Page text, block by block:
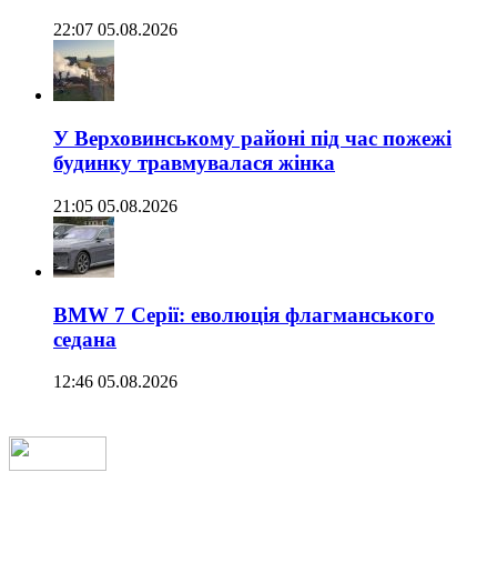
22:07 05.08.2026
У Верховинському районі під час пожежі
будинку травмувалася жінка
21:05 05.08.2026
BMW 7 Серії: еволюція флагманського
седана
12:46 05.08.2026